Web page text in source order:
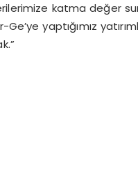
katma değer
Ge’ye yaptığımız